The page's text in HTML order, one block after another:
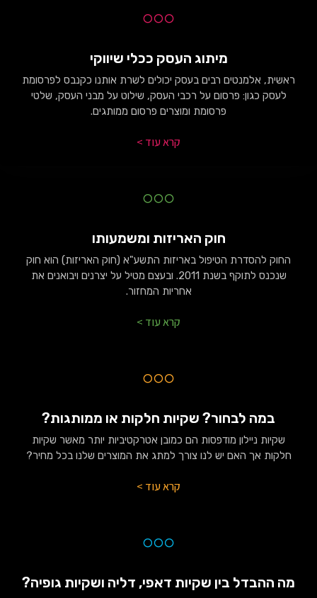
מיתוג העסק ככלי שיווקי
ראשית, אלמנטים רבים בעסק יכולים לשרת אותנו כקנבס לפרסומת
לעסק כגון: פרסום על רכבי העסק, שילוט על מבני העסק, שלטי
פרסומת ומוצרים פרסום ממותגים.
קרא עוד >
חוק האריזות ומשמעותו
החוק להסדרת הטיפול באריזות התשע"א (חוק האריזות) הוא חוק
שנכנס לתוקף בשנת 2011. ובעצם מטיל על יצרנים ויבואנים את
אחריות המחזור.
קרא עוד >
במה לבחור? שקיות חלקות או ממותגות?
שקיות ניילון מודפסות הם כמובן אטרקטיביות יותר מאשר שקיות
חלקות אך האם יש לנו צורך למתג את המוצרים שלנו בכל מחיר?
קרא עוד >
מה ההבדל בין שקיות דאפי, דליה ושקיות גופיה?